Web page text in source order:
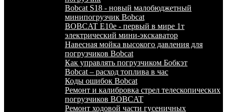
Bobcat S18 - новый малобюджетный
минипогрузчик Bobcat
BOBCAT E10e - первый в мире 1т
электрический мини-экскаватор
Навесная мойка высокого давления для
погрузчиков Bobcat
Как управлять погрузчиком Бобкэт
Bobcat – расход топлива в час
Коды ошибок Bobcat
Ремонт и калибровка стрел телескопических
погрузчиков BOBCAT
Ремонт ходовой части гусеничных